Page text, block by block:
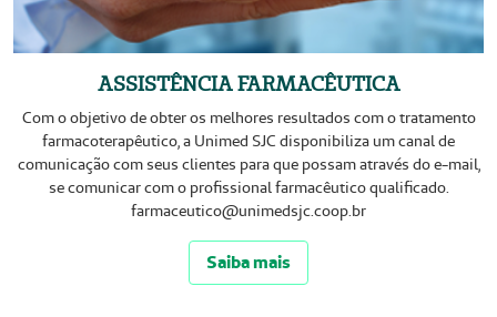
ASSISTÊNCIA FARMACÊUTICA
Com o objetivo de obter os melhores resultados com o tratamento
farmacoterapêutico, a Unimed SJC disponibiliza um canal de
comunicação com seus clientes para que possam através do e-mail,
se comunicar com o profissional farmacêutico qualificado.
farmaceutico@unimedsjc.coop.br
Saiba mais